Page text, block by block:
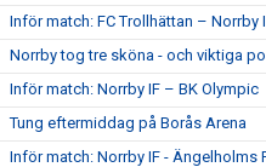
Inför match: FC Trollhättan – Norrby
Norrby tog tre sköna - och viktiga
Inför match: Norrby IF – BK Olympic
Tung eftermiddag på Borås Arena
Inför match: Norrby IF - Ängelholms